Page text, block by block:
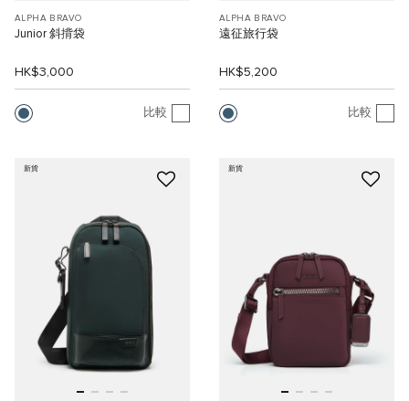
ALPHA BRAVO
Junior 斜揹袋
HK$3,000
比較
ALPHA BRAVO
遠征旅行袋
HK$5,200
比較
新貨 新貨